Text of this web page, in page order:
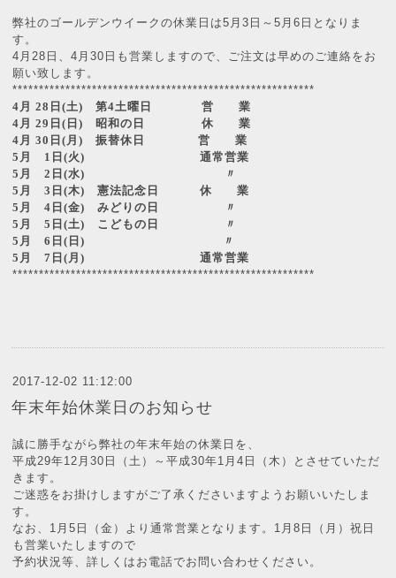
弊社のゴールデンウイークの休業日は5月3日～5月6日となりま
す。
4月28日、4月30日も営業しますので、ご注文は早めのご連絡をお
願い致します。
*********************************************************
4 月 28 日(土) 第4土曜日 営 業
4 月 29 日( 日) 昭和の日
休 業
4 月 30 日( 月) 振替休日 営 業
5 月 1 日(火) 通常営業
5 月2 日(水)
〃
5 月3 日(木) 憲法記念日 休 業
5 月4 日(金) みどりの日
〃
5 月5 日(土) こどもの日
〃
5 月6 日( 日)
〃
5 月7 日( 月) 通常営業
*********************************************************
2017-12-02 11:12:00
年末年始休業日のお知らせ
誠に勝手ながら弊社の年末年始の休業日を、
平成29年12月30日（土）～平成30年1月4日（木）とさせていただ
きます。
ご迷惑をお掛けしますがご了承くださいますようお願いいたしま
す。
なお、1月5日（金）より通常営業となります。1月8日（月）祝日
も営業いたしますので
予約状況等、詳しくはお電話でお問い合わせください。